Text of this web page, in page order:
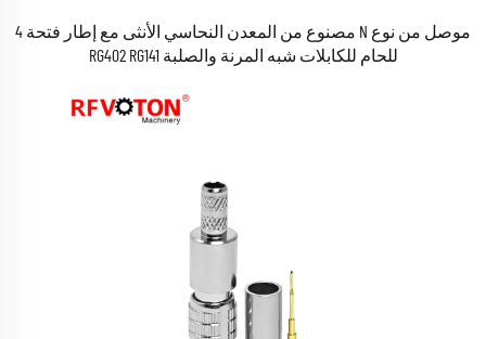
موصل من نوع N مصنوع من المعدن النحاسي الأنثى مع إطار فتحة 4
للحام للكابلات شبه المرنة والصلبة RG402 RG141